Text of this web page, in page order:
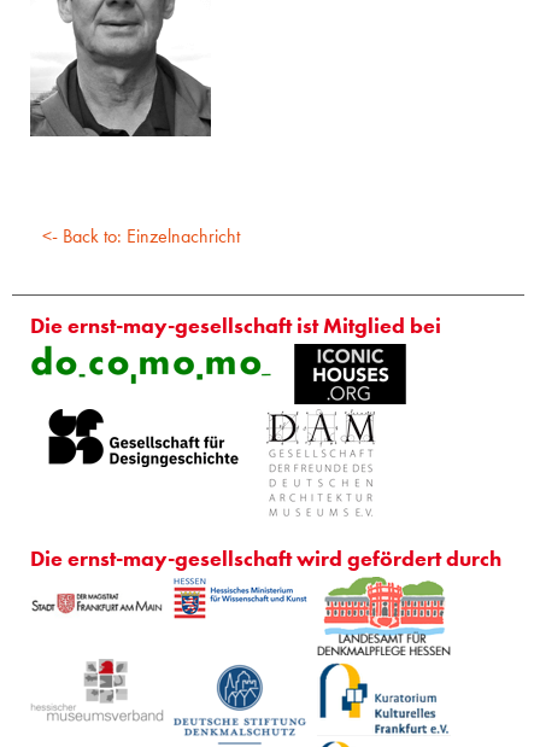
<- Back to: Einzelnachricht
Die ernst-may-gesellschaft ist Mitglied bei
Die ernst-may-gesellschaft wird gefördert durch